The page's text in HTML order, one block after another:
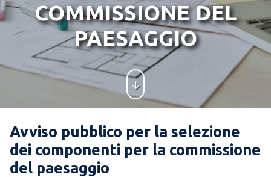
COMMISSIONE DEL
PAESAGGIO
Avviso pubblico per la selezione
dei componenti per la commissione
del paesaggio